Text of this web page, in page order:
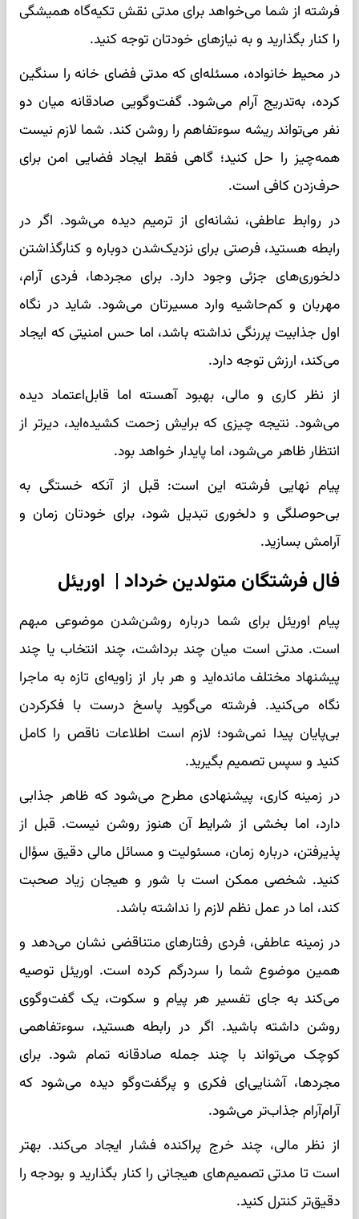
فرشته از شما می‌خواهد برای مدتی نقش تکیه‌گاه همیشگی
را کنار بگذارید و به نیازهای خودتان توجه کنید.
در محیط خانواده، مسئله‌ای که مدتی فضای خانه را سنگین
کرده، به‌تدریج آرام می‌شود. گفت‌وگویی صادقانه میان دو
نفر می‌تواند ریشه سوءتفاهم را روشن کند. شما لازم نیست
همه‌چیز را حل کنید؛ گاهی فقط ایجاد فضایی امن برای
حرف‌زدن کافی است.
در روابط عاطفی، نشانه‌ای از ترمیم دیده می‌شود. اگر در
رابطه هستید، فرصتی برای نزدیک‌شدن دوباره و کنارگذاشتن
دلخوری‌های جزئی وجود دارد. برای مجردها، فردی آرام،
مهربان و کم‌حاشیه وارد مسیرتان می‌شود. شاید در نگاه
اول جذابیت پررنگی نداشته باشد، اما حس امنیتی که ایجاد
می‌کند، ارزش توجه دارد.
از نظر کاری و مالی، بهبود آهسته اما قابل‌اعتماد دیده
می‌شود. نتیجه چیزی که برایش زحمت کشیده‌اید، دیرتر از
انتظار ظاهر می‌شود، اما پایدار خواهد بود.
پیام نهایی فرشته این است: قبل از آنکه خستگی به
بی‌حوصلگی و دلخوری تبدیل شود، برای خودتان زمان و
آرامش بسازید.
فال فرشتگان متولدین خرداد | اوریئل
پیام اوریئل برای شما درباره روشن‌شدن موضوعی مبهم
است. مدتی است میان چند برداشت، چند انتخاب یا چند
پیشنهاد مختلف مانده‌اید و هر بار از زاویه‌ای تازه به ماجرا
نگاه می‌کنید. فرشته می‌گوید پاسخ درست با فکرکردن
بی‌پایان پیدا نمی‌شود؛ لازم است اطلاعات ناقص را کامل
کنید و سپس تصمیم بگیرید.
در زمینه کاری، پیشنهادی مطرح می‌شود که ظاهر جذابی
دارد، اما بخشی از شرایط آن هنوز روشن نیست. قبل از
پذیرفتن، درباره زمان، مسئولیت و مسائل مالی دقیق سؤال
کنید. شخصی ممکن است با شور و هیجان زیاد صحبت
کند، اما در عمل نظم لازم را نداشته باشد.
در زمینه عاطفی، فردی رفتارهای متناقضی نشان می‌دهد و
همین موضوع شما را سردرگم کرده است. اوریئل توصیه
می‌کند به جای تفسیر هر پیام و سکوت، یک گفت‌وگوی
روشن داشته باشید. اگر در رابطه هستید، سوءتفاهمی
کوچک می‌تواند با چند جمله صادقانه تمام شود. برای
مجردها، آشنایی‌ای فکری و پرگفت‌وگو دیده می‌شود که
آرام‌آرام جذاب‌تر می‌شود.
از نظر مالی، چند خرج پراکنده فشار ایجاد می‌کند. بهتر
است تا مدتی تصمیم‌های هیجانی را کنار بگذارید و بودجه را
دقیق‌تر کنترل کنید.